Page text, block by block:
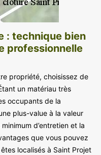
: technique bien
professionnelle
propriété, choisissez de
un matériau très
occupants de la
plus-value à la valeur
d’entretien et la
que vous pouvez
localisés à Saint Projet